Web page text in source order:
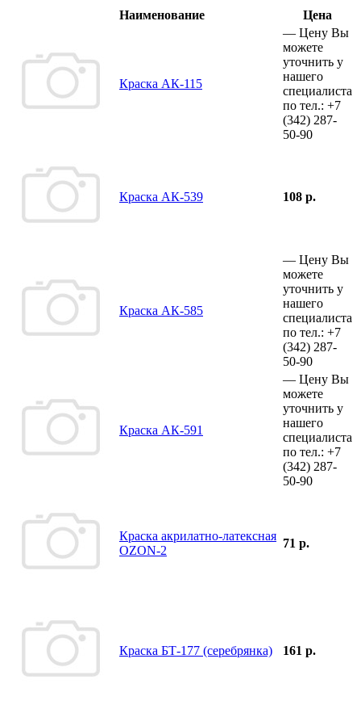
Наименование Цена
Краска АК-115
— Цену Вы
можете
уточнить у
нашего
специалиста
по тел.: +7
(342) 287-
50-90
Краска АК-539 108 р.
Краска АК-585
— Цену Вы
можете
уточнить у
нашего
специалиста
по тел.: +7
(342) 287-
50-90
Краска АК-591
— Цену Вы
можете
уточнить у
нашего
специалиста
по тел.: +7
(342) 287-
50-90
Краска акрилатно-латексная
OZON-2
71 р.
Краска БТ-177 (серебрянка) 161 р.